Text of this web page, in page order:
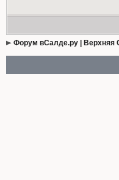
Форум вСалде.ру | Верхняя